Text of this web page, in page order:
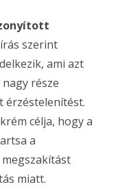
szerint
ami azt
része
érzéstelenítést.
célja, hogy a
a
miatt.